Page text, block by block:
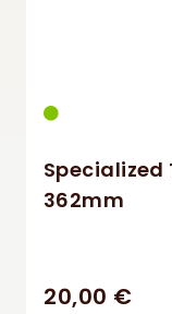
Specialized
362mm
20,00 €